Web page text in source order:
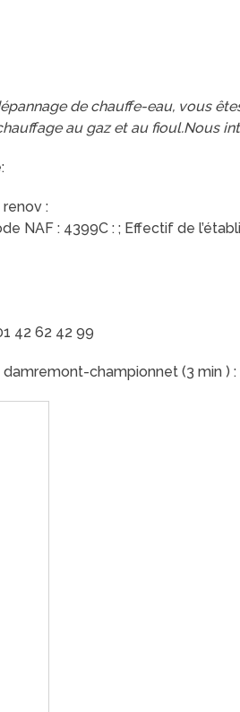
de chauffe-eau, vous
au gaz et au fioul.Nous
:
NAF : 4399C : ; Effectif de
42 62 42 99
championnet (3 min ) :